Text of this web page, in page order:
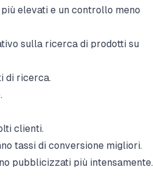
elevati e un controllo meno
sulla ricerca di prodotti su
di ricerca.
clienti.
tassi di conversione migliori.
pubblicizzati più intensamente.